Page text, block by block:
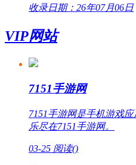
收录日期：26年07月06日
VIP网站
7151手游网
7151手游网是手机游戏
乐尽在7151手游网。
03-25 阅读()